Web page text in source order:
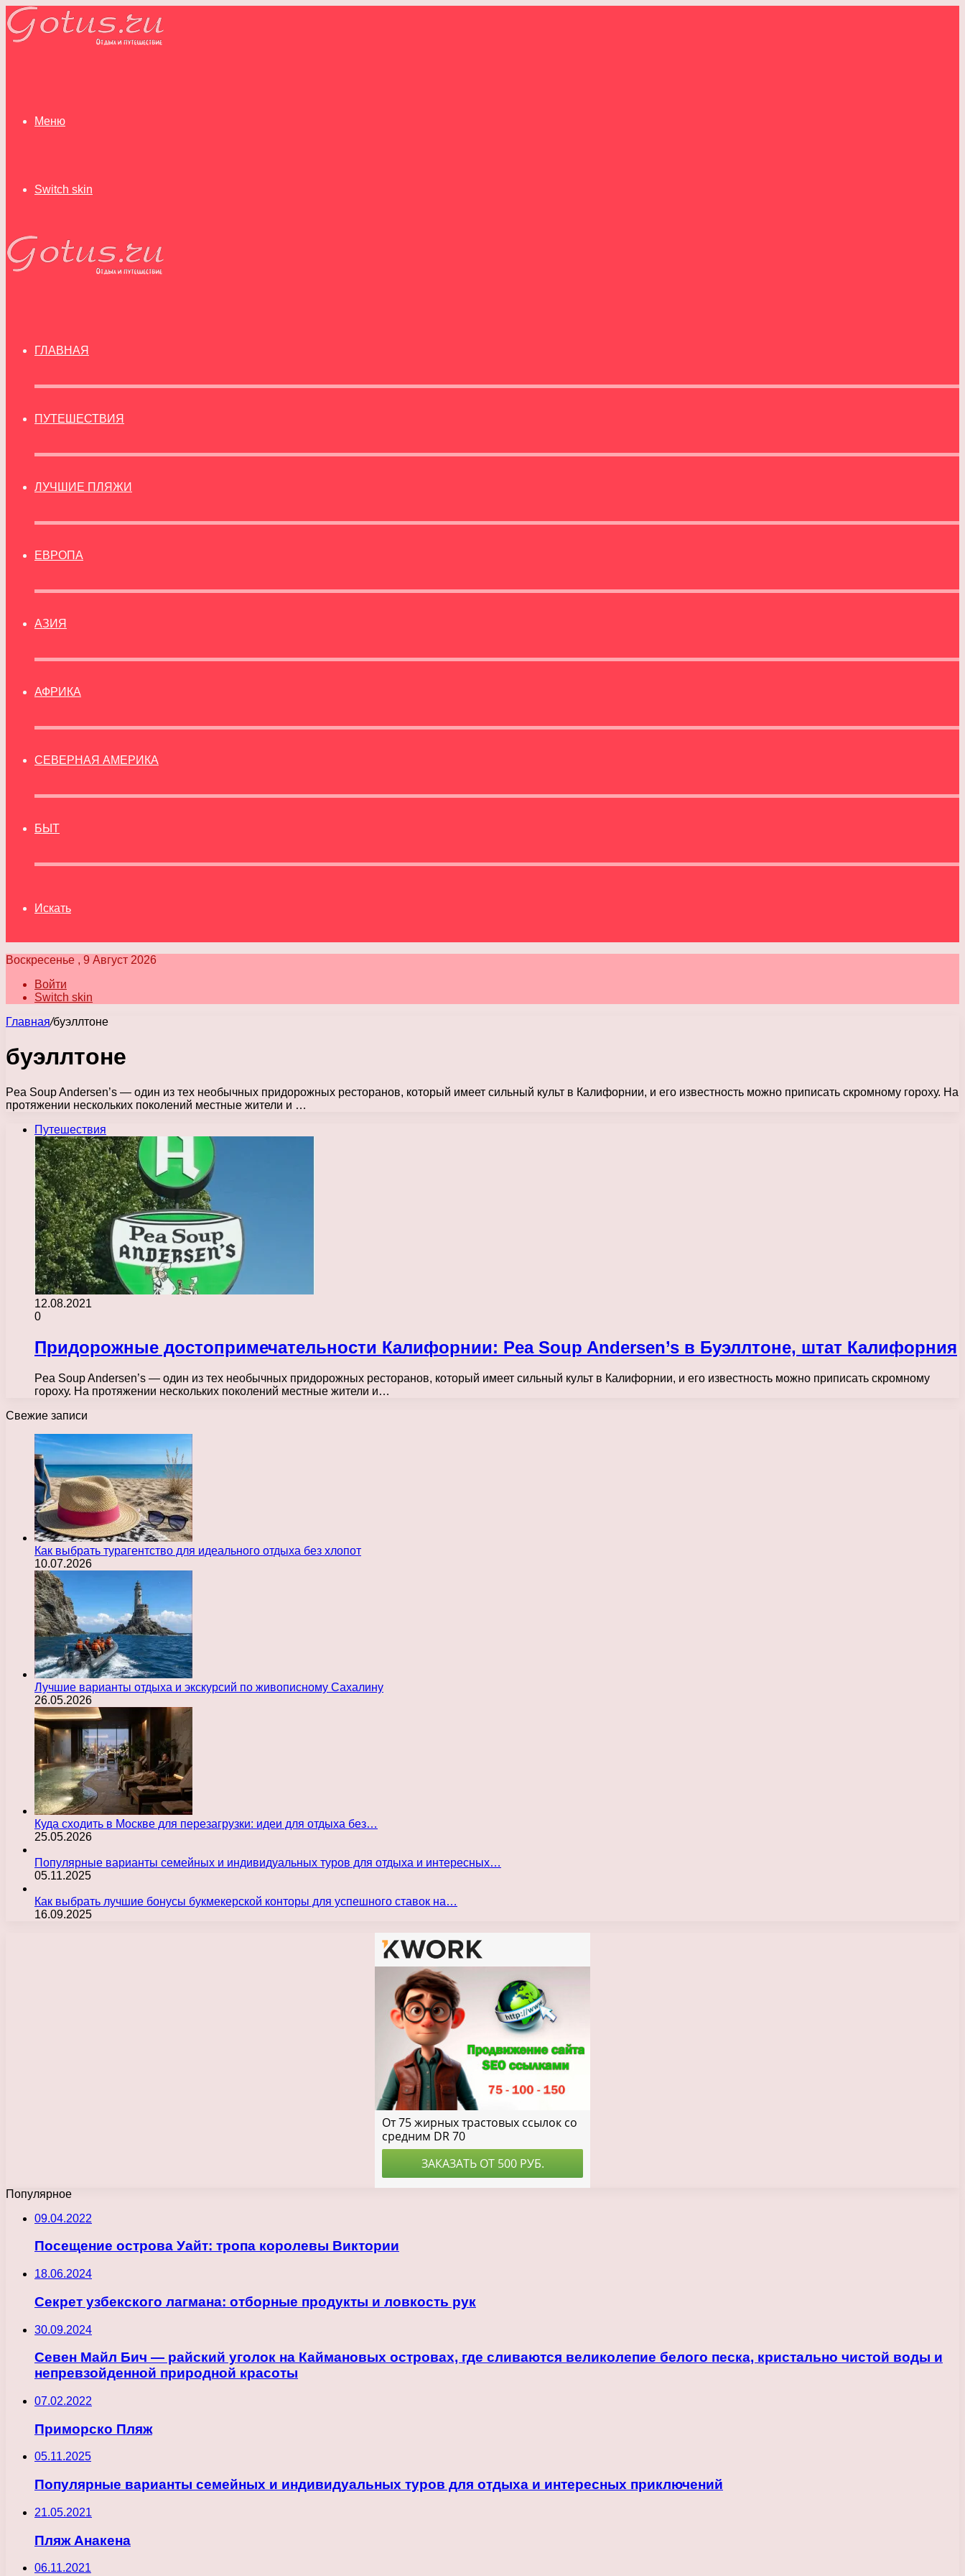
Меню
Switch skin
ГЛАВНАЯ
ПУТЕШЕСТВИЯ
ЛУЧШИЕ ПЛЯЖИ
ЕВРОПА
АЗИЯ
АФРИКА
СЕВЕРНАЯ АМЕРИКА
БЫТ
Искать
Воскресенье , 9 Август 2026
Войти
Switch skin
Главная/буэллтоне
буэллтоне
Pea Soup Andersen’s — один из тех необычных придорожных ресторанов, который имеет сильный культ в Калифорнии, и его известность можно приписать скромному гороху. На
протяжении нескольких поколений местные жители и …
Путешествия
12.08.2021
0
Придорожные достопримечательности Калифорнии: Pea Soup Andersen’s в Буэллтоне, штат Калифорния
Pea Soup Andersen’s — один из тех необычных придорожных ресторанов, который имеет сильный культ в Калифорнии, и его известность можно приписать скромному
гороху. На протяжении нескольких поколений местные жители и…
Свежие записи
Как выбрать турагентство для идеального отдыха без хлопот
10.07.2026
Лучшие варианты отдыха и экскурсий по живописному Сахалину
26.05.2026
Куда сходить в Москве для перезагрузки: идеи для отдыха без…
25.05.2026
Популярные варианты семейных и индивидуальных туров для отдыха и интересных…
05.11.2025
Как выбрать лучшие бонусы букмекерской конторы для успешного ставок на…
16.09.2025
Популярное
09.04.2022
Посещение острова Уайт: тропа королевы Виктории
18.06.2024
Секрет узбекского лагмана: отборные продукты и ловкость рук
30.09.2024
Севен Майл Бич — райский уголок на Каймановых островах, где сливаются великолепие белого песка, кристально чистой воды и
непревзойденной природной красоты
07.02.2022
Приморско Пляж
05.11.2025
Популярные варианты семейных и индивидуальных туров для отдыха и интересных приключений
21.05.2021
Пляж Анакена
06.11.2021